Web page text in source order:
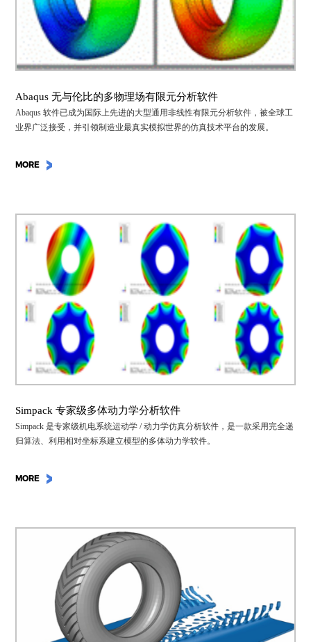
Abaqus 无与伦比的多物理场有限元分析软件
Abaqus 软件已成为国际上先进的大型通用非线性有限元分析软件，被全球工
业界广泛接受，并引领制造业最真实模拟世界的仿真技术平台的发展。
MORE
Simpack 专家级多体动力学分析软件
Simpack 是专家级机电系统运动学 / 动力学仿真分析软件，是一款采用完全递
归算法、利用相对坐标系建立模型的多体动力学软件。
MORE